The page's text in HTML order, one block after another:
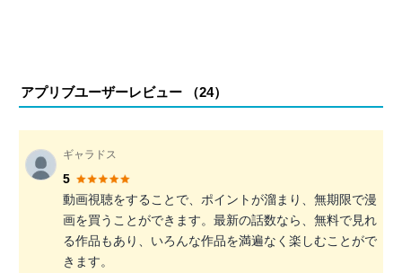
アプリブユーザーレビュー （24）
ギャラドス
5
動画視聴をすることで、ポイントが溜まり、無期限で漫
画を買うことができます。最新の話数なら、無料で見れ
る作品もあり、いろんな作品を満遍なく楽しむことがで
きます。